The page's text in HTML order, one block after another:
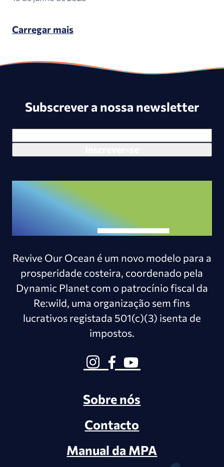
Carregar mais
Subscrever a nossa newsletter
Revive Our Ocean é um novo modelo para a
prosperidade costeira, coordenado pela
Dynamic Planet com o patrocínio fiscal da
Re:wild, uma organização sem fins
lucrativos registada 501(c)(3) isenta de
impostos.
Sobre nós
Contacto
Manual da MPA